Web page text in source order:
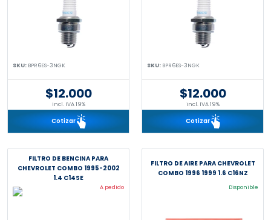
SKU: BPR6ES-3NGK
$12.000
incl. IVA 19%
Cotizar
SKU: BPR6ES-3NGK
$12.000
incl. IVA 19%
Cotizar
FILTRO DE BENCINA PARA
CHEVROLET COMBO 1995-2002
1.4 C14SE
A pedido
FILTRO DE AIRE PARA CHEVROLET
COMBO 1996 1999 1.6 C16NZ
Disponible